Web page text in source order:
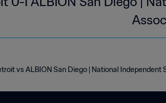
vs ALBION San Diego | National Independent